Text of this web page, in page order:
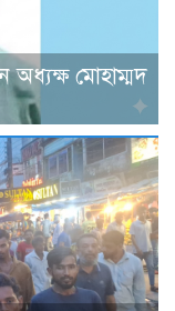
অধ্যক্ষ মোহাম্মদ